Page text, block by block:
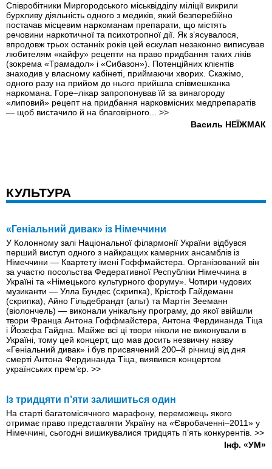
Співробітники Миргородського міськ­відділу міліції викрили
бурхливу діяльність одного з медиків, який безперебійно
постачав місцевим наркоманам препарати, що містять
речовини наркотичної та психотропної дії. Як з’ясувалося,
впродовж трьох останніх років цей ескулап незаконно виписував
любителям «кайфу» рецепти на право придбання таких ліків
(зокрема «Трамадол» і «Сибазон»). Потенційних клієнтів
знаходив у власному кабінеті, приймаючи хворих. Скажімо,
одного разу на прийом до нього прийшла співмешканка
наркомана. Горе–лікар запропонував їй за винагороду
«липовий» рецепт на придбання нарковмісних медпрепаратів
— щоб вистачило й на благовірного... >>
Василь НЕЇЖМАК
КУЛЬТУРА
«Генiальний дивак» iз Нiмеччини
У Колонному залi Нацiональної фiлармонiї України вiдбувся
перший виступ одного з найкращих камерних ансамблiв iз
Нiмеччини — Квартету iменi Гоффмайстера. Органiзований вiн
за участю посольства Федеративної Республiки Нiмеччина в
Українi та «Нiмецького культурного форуму». Чотири чудових
музиканти — Улла Бундес (скрипка), Крiстоф Гайдеманн
(скрипка), Айно Гiльдебрандт (альт) та Мартiн Зееманн
(вiолончель) — виконали унiкальну програму, до якої ввiйшли
твори Франца Антона Гоффмайстера, Антона Фердинанда Тiца
i Йозефа Гайдна. Майже всi цi твори нiколи не виконували в
Українi, тому цей концерт, що мав досить незвичну назву
«Генiальний дивак» i був присвячений 200–й рiчницi вiд дня
смертi Антона Фердинанда Тiца, виявився концертом
українських прем’єр. >>
Із тридцяти п’яти залишиться один
На старті багатомісячного марафону, переможець якого
отримає право представляти Україну на «Євробаченні–2011» у
Німеччині, сьогодні вишикувалися тридцять п’ять конкурентів. >>
Інф. «УМ»